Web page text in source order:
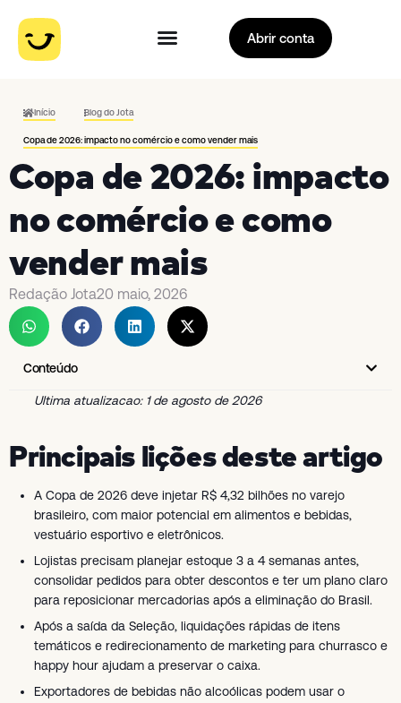
Abrir conta
Início Blog do Jota
Copa de 2026: impacto no comércio e como vender mais
Copa de 2026: impacto
no comércio e como
vender mais
Redação Jota20 maio, 2026
Conteúdo
Ultima atualizacao: 1 de agosto de 2026
Principais lições deste artigo
A Copa de 2026 deve injetar R$ 4,32 bilhões no varejo
brasileiro, com maior potencial em alimentos e bebidas,
vestuário esportivo e eletrônicos.
Lojistas precisam planejar estoque 3 a 4 semanas antes,
consolidar pedidos para obter descontos e ter um plano claro
para reposicionar mercadorias após a eliminação do Brasil.
Após a saída da Seleção, liquidações rápidas de itens
temáticos e redirecionamento de marketing para churrasco e
happy hour ajudam a preservar o caixa.
Exportadores de bebidas não alcoólicas podem usar o